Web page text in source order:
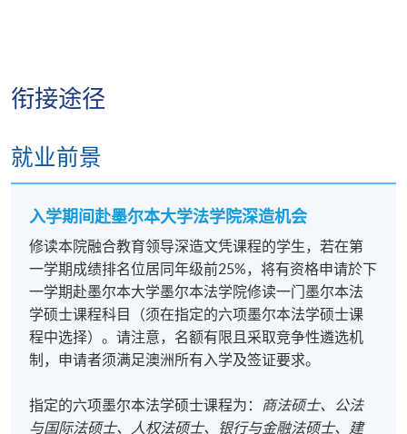
衔接途径
就业前景
入学期间赴墨尔本大学法学院深造机会
修读本院融合教育领导深造文凭课程的学生，若在第
一学期成绩排名位居同年级前25%，将有资格申请於下
一学期赴墨尔本大学墨尔本法学院修读一门墨尔本法
学硕士课程科目（须在指定的六项墨尔本法学硕士课
程中选择）。请注意，名额有限且采取竞争性遴选机
制，申请者须满足澳洲所有入学及签证要求。
指定的六项墨尔本法学硕士课程为：
商法硕士、公法
与国际法硕士、人权法硕士、银行与金融法硕士、建